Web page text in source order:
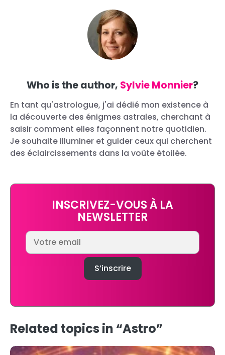
Who is the author, Sylvie Monnier?
En tant qu'astrologue, j'ai dédié mon existence à
la découverte des énigmes astrales, cherchant à
saisir comment elles façonnent notre quotidien.
Je souhaite illuminer et guider ceux qui cherchent
des éclaircissements dans la voûte étoilée.
INSCRIVEZ-VOUS À LA
NEWSLETTER
Related topics in “Astro”